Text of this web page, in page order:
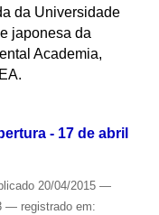
da Universidade
japonesa da
Academia,
- 17 de abril
20/04/2015 —
— registrado em: